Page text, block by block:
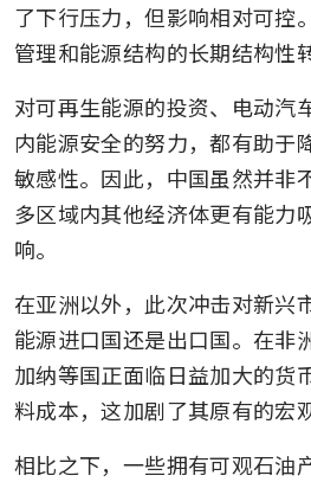
了下行压力，但影响相对可控
管理和能源结构的长期结构性
对可再生能源的投资、电动汽
内能源安全的努力，都有助于
敏感性。因此，中国虽然并非
多区域内其他经济体更有能力
响。
在亚洲以外，此次冲击对新兴
能源进口国还是出口国。在非
加纳等国正面临日益加大的货
料成本，这加剧了其原有的宏
相比之下，一些拥有可观石油